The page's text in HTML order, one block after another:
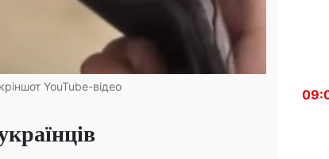
YouTube-відео